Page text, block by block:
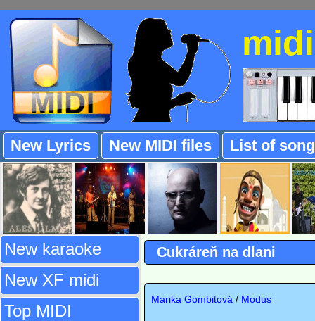
New Lyrics New MIDI files List of
New karaoke
New XF midi
Top MIDI
Cukráreň na dlani
Marika Gombitová / Modus